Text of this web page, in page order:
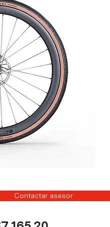
Contactar asesor